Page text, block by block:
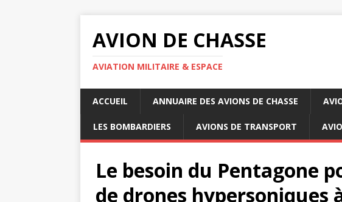
AVION DE CHASSE
AVIATION MILITAIRE & ESPACE
ACCUEIL ANNUAIRE DES AVIONS DE CHASSE
LES BOMBARDIERS AVIONS DE TRANSPORT
Le besoin du Pentagone
de drones hypersoniques